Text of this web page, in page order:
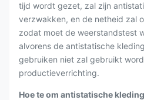
tijd wordt gezet, zal zijn
verzwakken, en de netheid zal
zodat moet de weerstandstest
alvorens de antistatische
gebruiken niet zal gebruikt
productieverrichting.
Hoe te om antistatische